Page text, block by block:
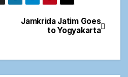
Jamkrida Jatim Goes
to Yogyakarta